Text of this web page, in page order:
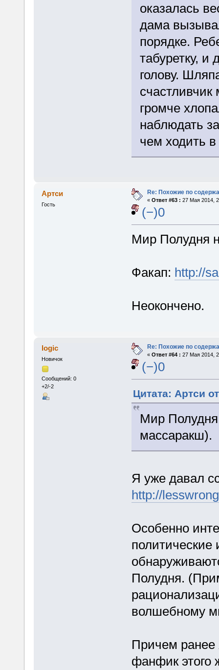
оказалась
дама
порядке.
табуретку,
голову.
счастливчик
громче
наблюдать
чем ходить
Артси
Гость
Re: Похожие по
« Ответ #63 : 27 Мая 2014,
(−)0
Мир Полудня
Факап: http://
Неокончено.
logic
Новичок
Сообщений: 0
+2/-2
Re: Похожие по
« Ответ #64 : 27 Мая 2014,
(−)0
Цитата: Артси
Мир Полудня
массаракш).
Я уже давал
http://
Особенно
политические
Полудня.
волшебному
Причем ранее
фанфик этого